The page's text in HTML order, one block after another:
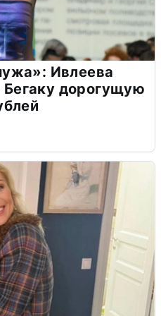
Ивлеева
дорогущую